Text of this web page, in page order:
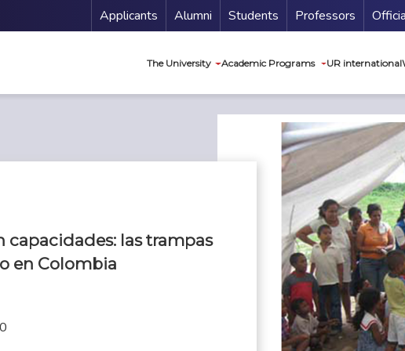
Menu Secundario
Applicants Alumni Students Professors
The University Academic Programs UR international
las trampas
en Colombia